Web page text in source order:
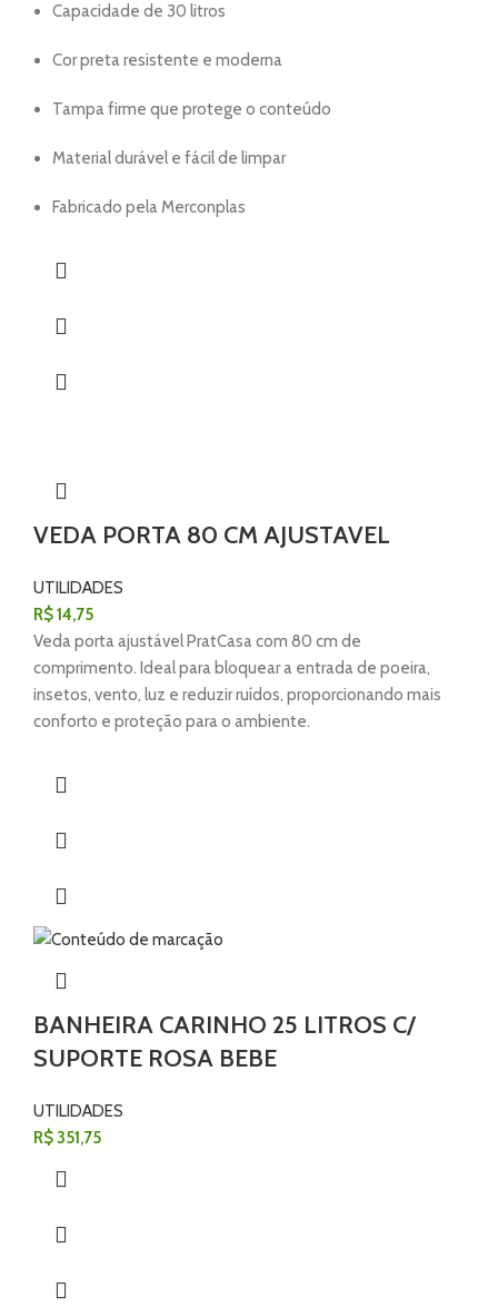
Capacidade de 30 litros
Cor preta resistente e moderna
Tampa firme que protege o conteúdo
Material durável e fácil de limpar
Fabricado pela Merconplas
VEDA PORTA 80 CM AJUSTAVEL
UTILIDADES
R$14,75
Veda porta ajustável PratCasa com 80 cm de
comprimento. Ideal para bloquear a entrada de poeira,
insetos, vento, luz e reduzir ruídos, proporcionando mais
conforto e proteção para o ambiente.
BANHEIRA CARINHO 25 LITROS C/
SUPORTE ROSA BEBE
UTILIDADES
R$351,75